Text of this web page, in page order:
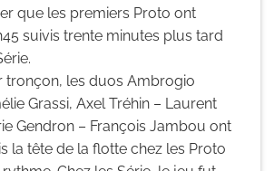
que les premiers Proto ont
suivis trente minutes plus tard
tronçon, les duos Ambrogio
Grassi, Axel Tréhin – Laurent
Gendron – François Jambou ont
la tête de la flotte chez les Proto